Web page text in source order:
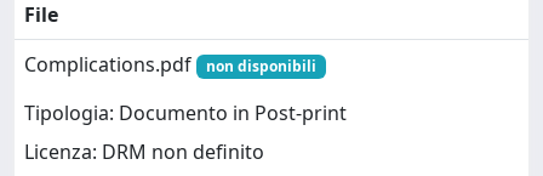
File
Complications.pdf
non disponibili
Tipologia: Documento in Post-print
Licenza: DRM non definito